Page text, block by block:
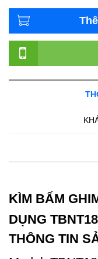
KÌM BẤM
DỤNG
THÔNG TIN